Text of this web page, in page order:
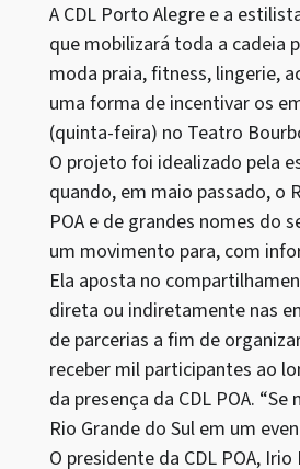
A CDL Porto Alegre e a
que mobilizará toda a cadeia
moda praia, fitness, lingerie,
uma forma de incentivar os
(quinta-feira) no Teatro
O projeto foi idealizado pela
quando, em maio passado, o
POA e de grandes nomes do
um movimento para, com
Ela aposta no
direta ou indiretamente nas
de parcerias a fim de
receber mil participantes ao
da presença da CDL POA.
Rio Grande do Sul em um
O presidente da CDL POA,